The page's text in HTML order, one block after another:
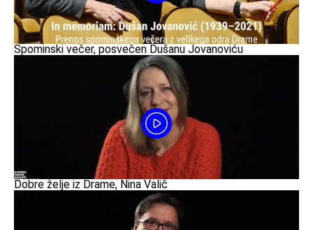
Spominski večer, posvečen Dušanu Jovanoviću
Dobre želje iz Drame, Nina Valič